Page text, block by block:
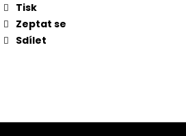
Tisk
Zeptat se
Sdílet